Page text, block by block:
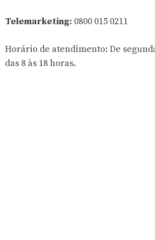
Telemarketing: 0800 015 0211
Horário de atendimento: De
das 8 às 18 horas.